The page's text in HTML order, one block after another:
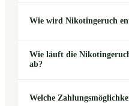
Wie wird Nikotingeruch
Wie läuft die
ab?
Welche